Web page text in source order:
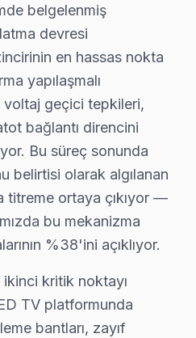
yaşam alanları ile
Servisi
konut projeleri ile öne
Servisi
mahallelerinden biri olarak,
dolu zengin bir
Servisi
alanlarının iç içe geçtiği
belgelenmiş
devresi
en hassas nokta
yapılaşmalı
voltaj geçici tepkileri,
bağlantı direncini
Bu süreç sonunda
belirtisi olarak algılanan
titreme ortaya çıkıyor —
bu mekanizma
%38'ini açıklıyor.
kritik noktayı
TV platformunda
bantları, zayıf